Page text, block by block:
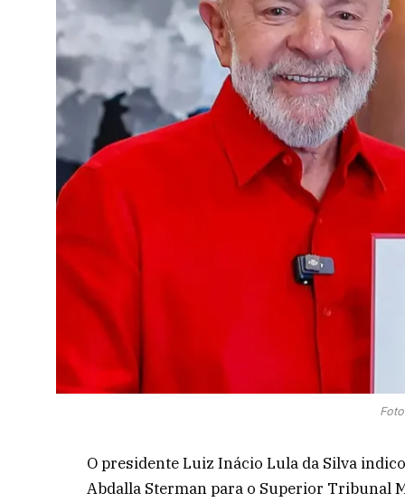
O presidente Luiz Inácio Lula da Silva
Abdalla Sterman para o Superior Tribunal